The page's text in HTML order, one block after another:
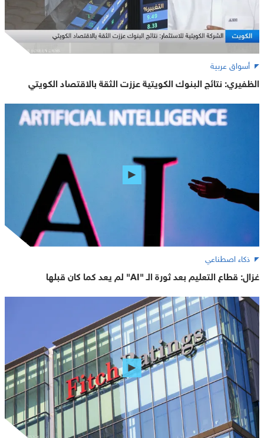
أسواق عربية
الظفيري: نتائج البنوك الكويتية عززت الثقة بالاقتصاد الكويتي
ذكاء اصطناعي
غزال: قطاع التعليم بعد ثورة الـ "AI" لم يعد كما كان قبلها